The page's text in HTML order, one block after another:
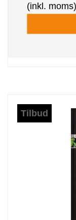
(inkl. moms)
Tilbud